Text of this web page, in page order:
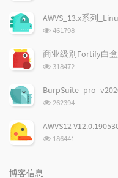
次
AWVS_13.x系列
浏
次
461798
商业级别Fortify白
浏
次
数:
318472
浏
次
262394
AWVS12
浏
186441
博客信息